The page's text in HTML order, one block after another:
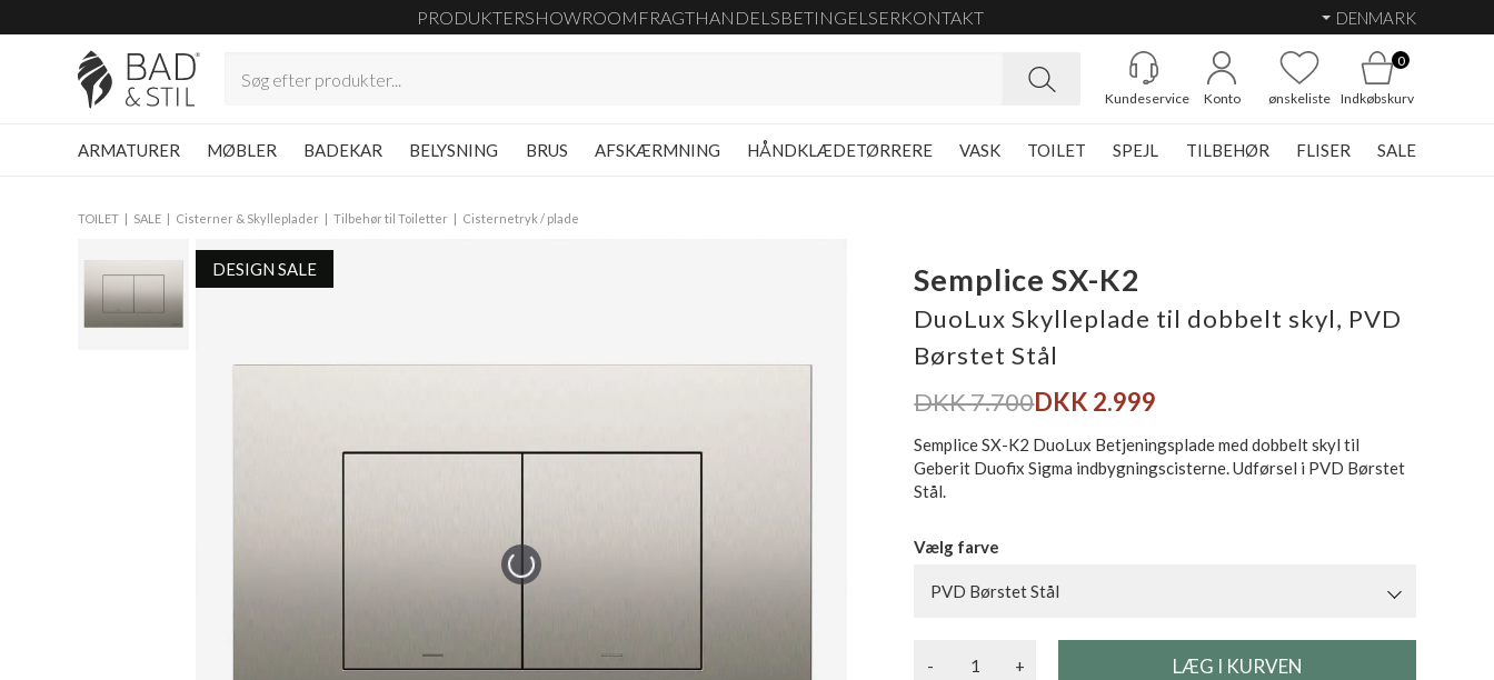
PRODUKTERSHOWROOM FRAGTHANDELSBETINGELSERKONTAKT DENMARK
Kundeservice Konto ønskeliste
0
Indkøbskurv
ARMATURER MØBLER BADEKAR BELYSNING BRUS AFSKÆRMNING HÅNDKLÆDETØRRERE VASK TOILET SPEJL TILBEHØR FLISER SALE
TOILET SALE Cisterner & Skylleplader Tilbehør til Toiletter Cisternetryk / plade
DESIGN SALE Semplice SX-K2
DuoLux Skylleplade til dobbelt skyl, PVD
Børstet Stål
DKK 7.700DKK 2.999
Semplice SX-K2 DuoLux Betjeningsplade med dobbelt skyl til
Geberit Duofix Sigma indbygningscisterne. Udførsel i PVD Børstet
Stål.
Vælg farve
PVD Børstet Stål
- +